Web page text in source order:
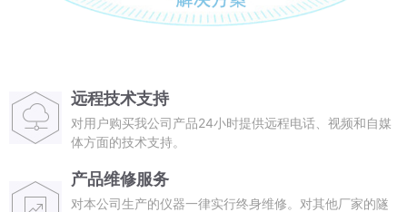
远程技术支持
对用户购买我公司产品24小时提供远程电话、视频和自媒
体方面的技术支持。
产品维修服务
对本公司生产的仪器一律实行终身维修。对其他厂家的隧